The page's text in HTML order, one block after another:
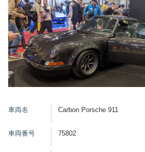
車両名 Carbon Porsche 911
車両番号 75802